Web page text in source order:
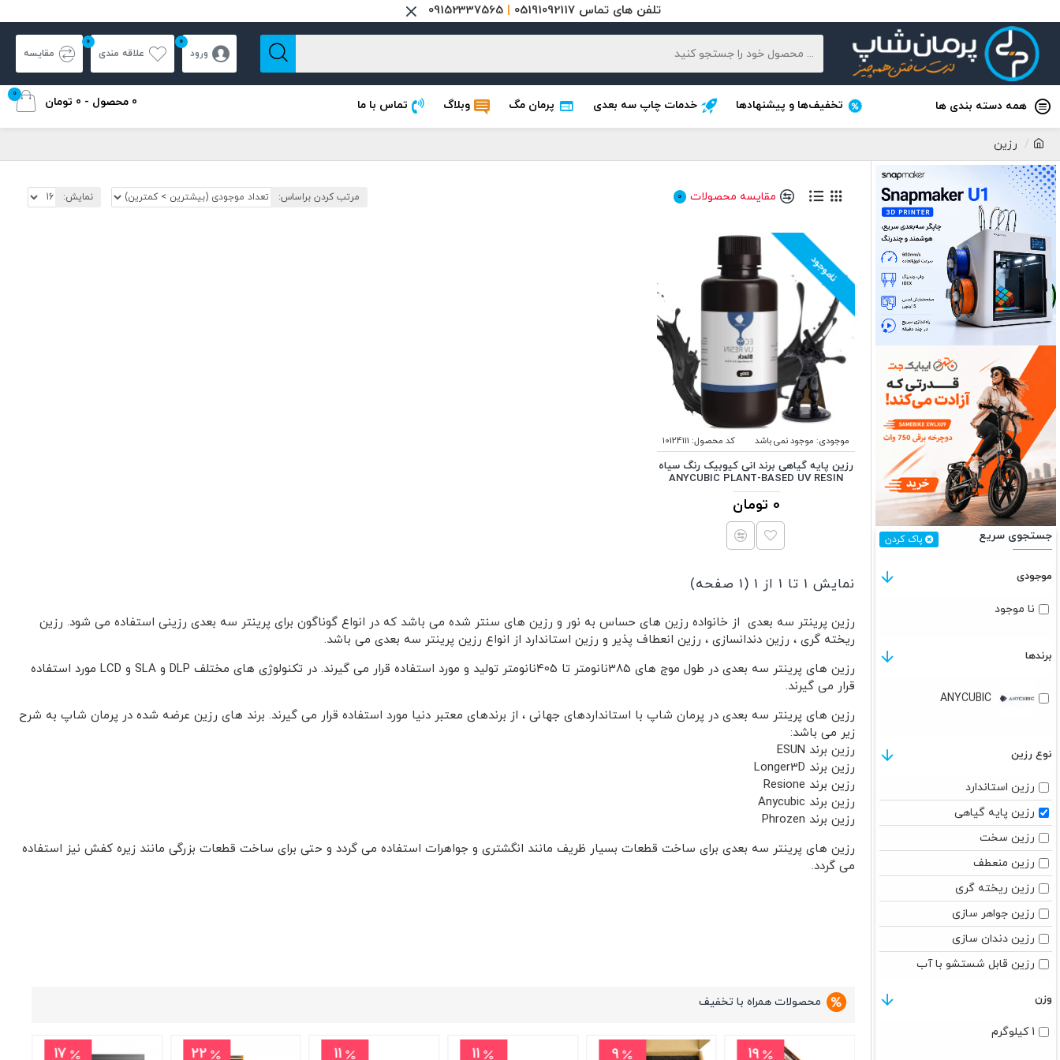
تلفن های تماس 05191092117 09152337565
ورود علاقه مندی
0
مقایسه
0
همه دسته بندی ها تخفیف‌ها و پیشنهادها خدمات چاپ سه بعدی پرمان مگ وبلاگ تماس با ما 0 محصول - 0 تومان
0
رزین
جستجوی سریع پاک کردن
برندها
ANYCUBIC
وزن
1 کیلوگرم
نوع رزین
رزین استاندارد
رزین پایه گیاهی
رزین سخت
رزین منعطف
رزین ریخته گری
رزین جواهر سازی
رزین دندان سازی
رزین قابل شستشو با آب
موجودی
نا موجود
مقایسه محصولات 0 مرتب کردن براساس: نمایش:
ناموجود
موجودی: موجود نمی باشد کد محصول: 10124111
رزین پایه گیاهی برند انی کیوبیک رنگ سیاه
ANYCUBIC PLANT-BASED UV RESIN
0 تومان
نمایش 1 تا 1 از 1 (1 صفحه)
رزین پرینتر سه بعدی از خانواده رزین های حساس به نور و رزین های سنتر شده می باشد که در انواع گوناگون برای پرینتر سه بعدی رزینی استفاده می شود. رزین
ریخته گری ، رزین دندانسازی ، رزین انعطاف پذیر و رزین استاندارد از انواع رزین پرینتر سه بعدی می باشد.
رزین های پرینتر سه بعدی در طول موج های 385نانومتر تا 405نانومتر تولید و مورد استفاده قرار می گیرند. در تکنولوژی های مختلف DLP و SLA و LCD مورد استفاده
قرار می گیرند.
رزین های پرینتر سه بعدی در پرمان شاپ با استانداردهای جهانی ، از برندهای معتبر دنیا مورد استفاده قرار می گیرند. برند های رزین عرضه شده در پرمان شاپ به شرح
زیر می باشد:
رزین برند ESUN
رزین برند Longer3D
رزین برند Resione
رزین برند Anycubic
رزین برند Phrozen
رزین های پرینتر سه بعدی برای ساخت قطعات بسیار ظریف مانند انگشتری و جواهرات استفاده می گردد و حتی برای ساخت قطعات بزرگی مانند زیره کفش نیز استفاده
می گردد.
محصولات همراه با تخفیف
19
9
11
11
22
17